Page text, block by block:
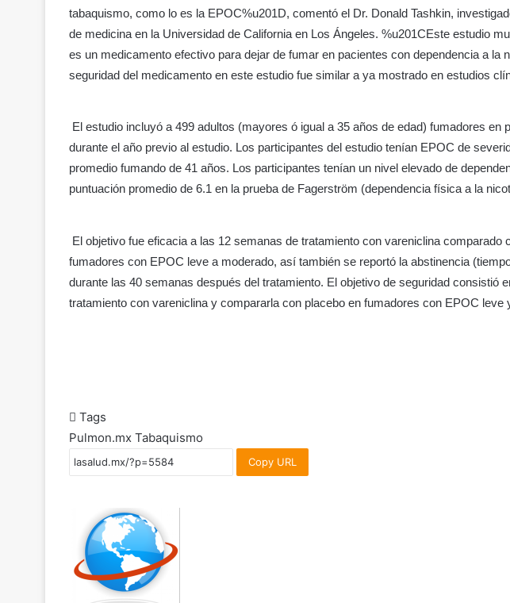
tabaquismo, como lo es la EPOC%u201D, comentó el Dr. Donald Tashkin,
de medicina en la Universidad de California en Los Ángeles. %u201CEste estudio
es un medicamento efectivo para dejar de fumar en pacientes con dependencia a la
seguridad del medicamento en este estudio fue similar a ya mostrado en estudios
El estudio incluyó a 499 adultos (mayores ó igual a 35 años de edad) fumadores en
durante el año previo al estudio. Los participantes del estudio tenían EPOC de
promedio fumando de 41 años. Los participantes tenían un nivel elevado de
puntuación promedio de 6.1 en la prueba de Fagerström (dependencia física a la
El objetivo fue eficacia a las 12 semanas de tratamiento con vareniclina comparado
fumadores con EPOC leve a moderado, así también se reportó la abstinencia
durante las 40 semanas después del tratamiento. El objetivo de seguridad consistió
tratamiento con vareniclina y compararla con placebo en fumadores con EPOC leve
Tags
Pulmon.mx Tabaquismo
Copy URL